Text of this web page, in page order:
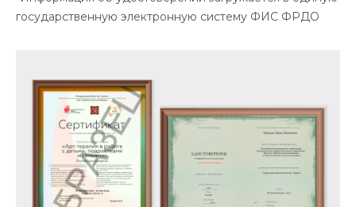
государственную электронную систему ФИС ФРДО